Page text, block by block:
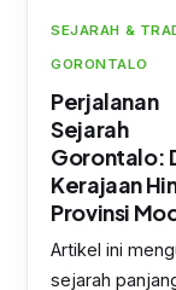
SEJARAH &
GORONTALO
Perjalanan
Sejarah
Gorontalo:
Kerajaan
Provinsi
Artikel ini
sejarah